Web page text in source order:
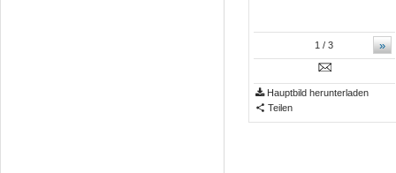
»
1 / 3
Hauptbild herunterladen
Teilen